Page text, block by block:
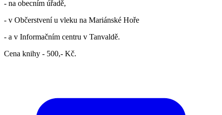
- na obecním úřadě,
- v Občerstvení u vleku na Mariánské Hoře
- a v Informačním centru v Tanvaldě.
Cena knihy - 500,- Kč.